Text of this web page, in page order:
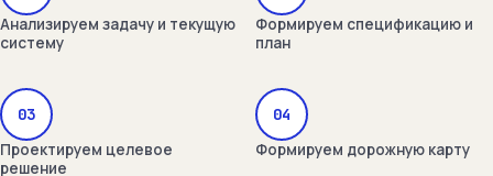
Анализируем задачу и текущую
систему
Формируем спецификацию и
план
03
Проектируем целевое
решение
04
Формируем дорожную карту